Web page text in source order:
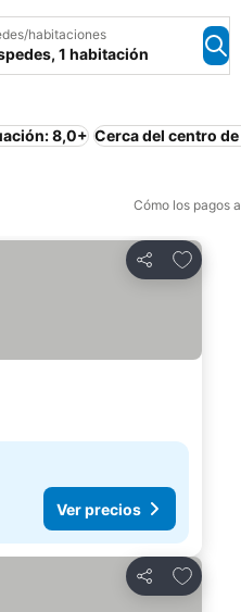
habitaciones
1 habitación
8,0+ Cerca del centro
Cómo los pagos
Compartir
Agregar
Ver precios
Compartir
Agregar